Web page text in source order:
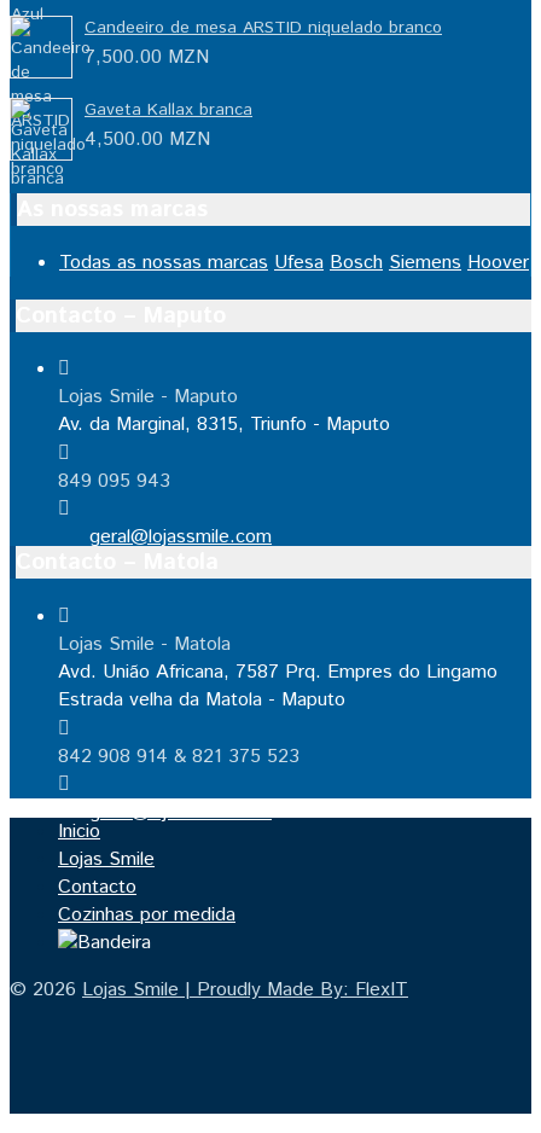
Candeeiro de mesa ARSTID niquelado branco
7,500.00 MZN
Gaveta Kallax branca
4,500.00 MZN
Todas as nossas marcas Ufesa Bosch Siemens Hoover
Lojas Smile - Maputo
Av. da Marginal, 8315, Triunfo - Maputo
849 095 943
geral@lojassmile.com
Lojas Smile - Matola
Avd. União Africana, 7587 Prq. Empres do Lingamo
Estrada velha da Matola - Maputo
842 908 914 & 821 375 523
geral@lojassmile.com
Inicio
Lojas Smile
Contacto
Cozinhas por medida
© 2026 Lojas Smile | Proudly Made By: FlexIT